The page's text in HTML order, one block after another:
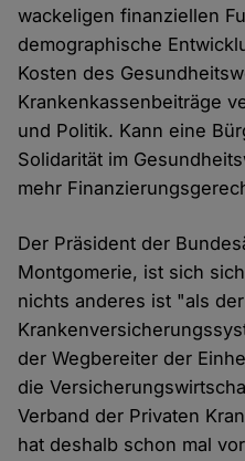
wackeligen finanziellen
demographische
Kosten des
Krankenkassenbeiträge
und Politik. Kann eine
Solidarität im
mehr
Der Präsident der
Montgomerie, ist sich
nichts anderes ist "als
der Wegbereiter der
die
Verband der Privaten
hat deshalb schon mal